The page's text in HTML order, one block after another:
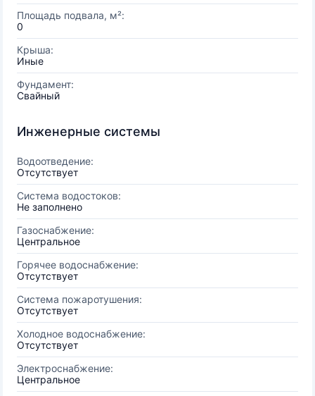
Площадь подвала, м²:
0
Крыша:
Иные
Фундамент:
Свайный
Инженерные системы
Водоотведение:
Отсутствует
Система водостоков:
Не заполнено
Газоснабжение:
Центральное
Горячее водоснабжение:
Отсутствует
Система пожаротушения:
Отсутствует
Холодное водоснабжение:
Отсутствует
Электроснабжение:
Центральное